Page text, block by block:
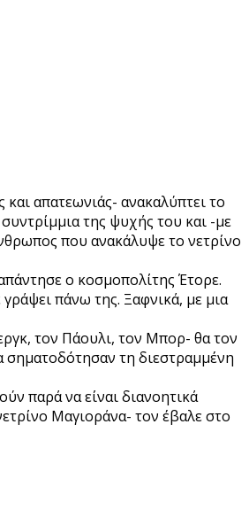
απατεωνιάς- ανακαλύπτει το
της ψυχής του και -με
που ανακάλυψε το νετρίνο
ο κοσμοπολίτης Έτορε.
γράψει πάνω της. Ξαφνικά, με μια
τον Πάουλι, τον Μπορ- θα τον
σηματοδότησαν τη διεστραμμένη
παρά να είναι διανοητικά
Μαγιοράνα- τον έβαλε στο